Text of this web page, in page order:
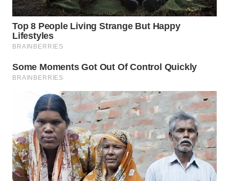
WN
PADANG
LAWAS
WN
SUMEDANG
WN
CIANJUR
WN
KEPULAUAN
SERIBU